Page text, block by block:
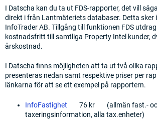
I Datscha kan du ta ut FDS-rapporter, det vill
direkt i från Lantmäteriets databaser. Detta sker
InfoTrader AB. Tillgång till funktionen FDS
kostnadsfritt till samtliga Property Intel kunder,
årskostnad.
I Datscha finns möjligheten att ta ut två olika
presenteras nedan samt respektive priser per
länkarna för att se ett exempel på rapportern.
InfoFastighet 76 kr (allmän fast.-
taxeringsinformation, alla tax.enheter)